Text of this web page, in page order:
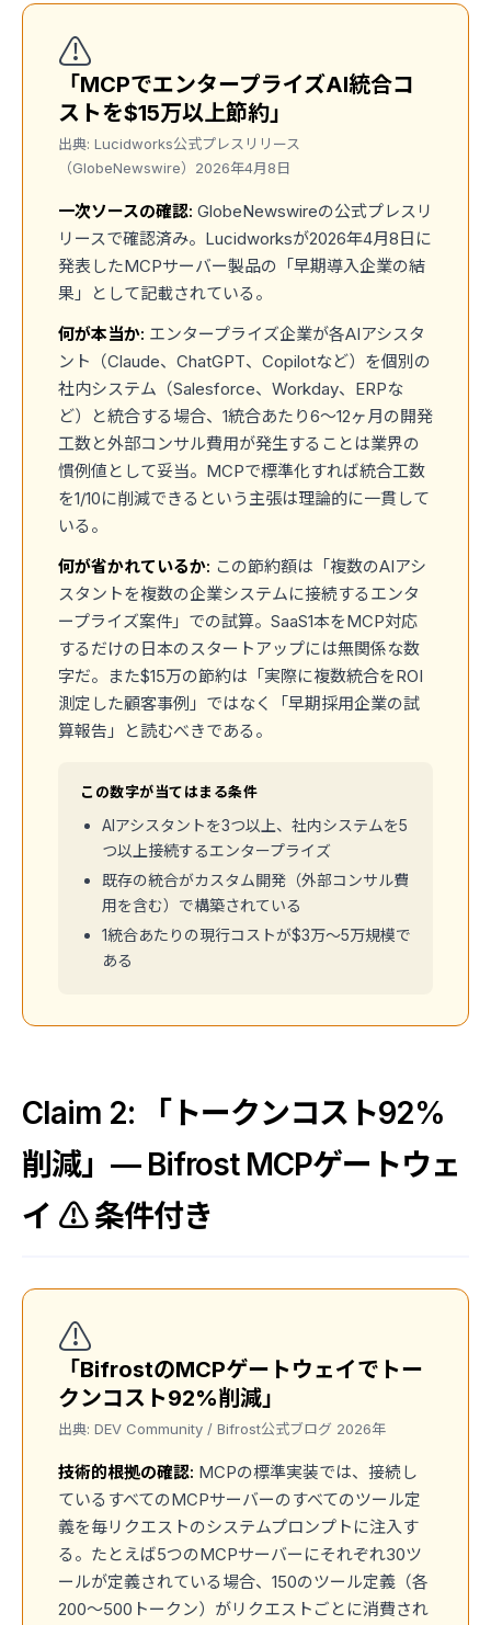
⚠️
「MCPでエンタープライズAI統合コ
ストを$15万以上節約」
出典: Lucidworks公式プレスリリース
（GlobeNewswire）2026年4月8日
一次ソースの確認: GlobeNewswireの公式プレスリ
リースで確認済み。Lucidworksが2026年4月8日に
発表したMCPサーバー製品の「早期導入企業の結
果」として記載されている。
何が本当か: エンタープライズ企業が各AIアシスタ
ント（Claude、ChatGPT、Copilotなど）を個別の
社内システム（Salesforce、Workday、ERPな
ど）と統合する場合、1統合あたり6〜12ヶ月の開発
工数と外部コンサル費用が発生することは業界の
慣例値として妥当。MCPで標準化すれば統合工数
を1/10に削減できるという主張は理論的に一貫して
いる。
何が省かれているか: この節約額は「複数のAIアシ
スタントを複数の企業システムに接続するエンタ
ープライズ案件」での試算。SaaS1本をMCP対応
するだけの日本のスタートアップには無関係な数
字だ。また$15万の節約は「実際に複数統合をROI
測定した顧客事例」ではなく「早期採用企業の試
算報告」と読むべきである。
この数字が当てはまる条件
AIアシスタントを3つ以上、社内システムを5
つ以上接続するエンタープライズ
既存の統合がカスタム開発（外部コンサル費
用を含む）で構築されている
1統合あたりの現行コストが$3万〜5万規模で
ある
Claim 2: 「トークンコスト92%
削減」— Bifrost MCPゲートウェ
イ ⚠️ 条件付き
⚠️
「BifrostのMCPゲートウェイでトー
クンコスト92%削減」
出典: DEV Community / Bifrost公式ブログ 2026年
技術的根拠の確認: MCPの標準実装では、接続し
ているすべてのMCPサーバーのすべてのツール定
義を毎リクエストのシステムプロンプトに注入す
る。たとえば5つのMCPサーバーにそれぞれ30ツ
ールが定義されている場合、150のツール定義（各
200〜500トークン）がリクエストごとに消費され